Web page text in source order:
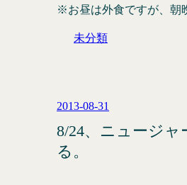
※お昼は外食ですが、朝
未分類
2013-08-31
8/24、ニュージャ
る。